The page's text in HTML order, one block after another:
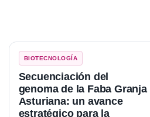
BIOTECNOLOGÍA
Secuenciación del
genoma de la Faba Granja
Asturiana: un avance
estratégico para la